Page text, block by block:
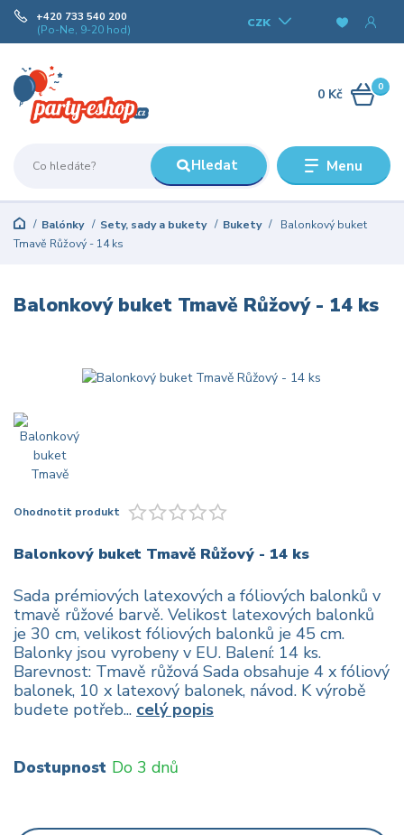
Menu
CZK
Hledat
+420 733 540 200
(Po-Ne, 9-20 hod)
0
0 Kč
Balónky Sety, sady a bukety Bukety
Balonkový buket
Tmavě Růžový - 14 ks
Balonkový buket Tmavě Růžový - 14 ks
Ohodnotit produkt
Balonkový buket Tmavě Růžový - 14 ks
Sada prémiových latexových a fóliových balonků v
tmavě růžové barvě. Velikost latexových balonků
je 30 cm, velikost fóliových balonků je 45 cm.
Balonky jsou vyrobeny v EU. Balení: 14 ks.
Barevnost: Tmavě růžová Sada obsahuje 4 x fóliový
balonek, 10 x latexový balonek, návod. K výrobě
budete potřeb... celý popis
Dostupnost Do 3 dnů